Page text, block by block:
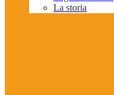
La storia